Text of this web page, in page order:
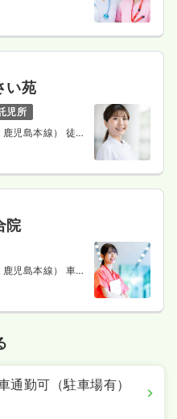
い苑
児所
児島本線） 徒歩
院
児島本線） 車8
通勤可（駐車場有）